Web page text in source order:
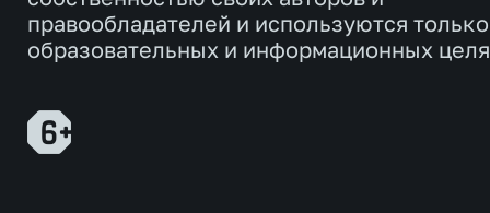
правообладателей и используются
образовательных и информационных